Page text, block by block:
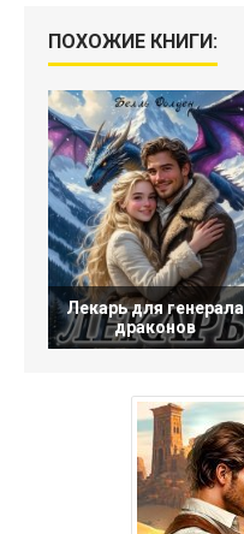
ПОХОЖИЕ КНИГИ:
Лекарь для генерала
драконов